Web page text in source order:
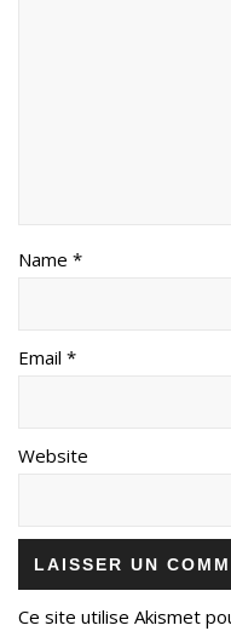
Name *
Email *
Website
Ce site utilise Akismet